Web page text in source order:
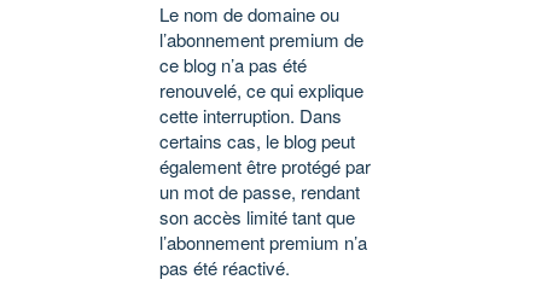
Le nom de domaine ou
l’abonnement premium de
ce blog n’a pas été
renouvelé, ce qui explique
cette interruption. Dans
certains cas, le blog peut
également être protégé par
un mot de passe, rendant
son accès limité tant que
l’abonnement premium n’a
pas été réactivé.